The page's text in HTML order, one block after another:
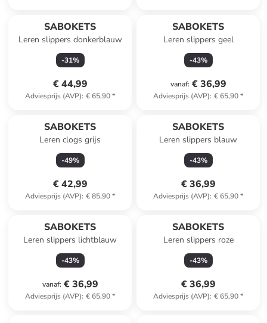
SABOKETS
Leren slippers donkerblauw
-31%
€ 44,99
Adviesprijs (AVP): € 65,90*
SABOKETS
Leren slippers geel
-43%
vanaf: € 36,99
Adviesprijs (AVP): € 65,90*
SABOKETS
Leren clogs grijs
-49%
€ 42,99
Adviesprijs (AVP): € 85,90*
SABOKETS
Leren slippers blauw
-43%
€ 36,99
Adviesprijs (AVP): € 65,90*
SABOKETS
Leren slippers lichtblauw
-43%
vanaf: € 36,99
Adviesprijs (AVP): € 65,90*
SABOKETS
Leren slippers roze
-43%
€ 36,99
Adviesprijs (AVP): € 65,90*